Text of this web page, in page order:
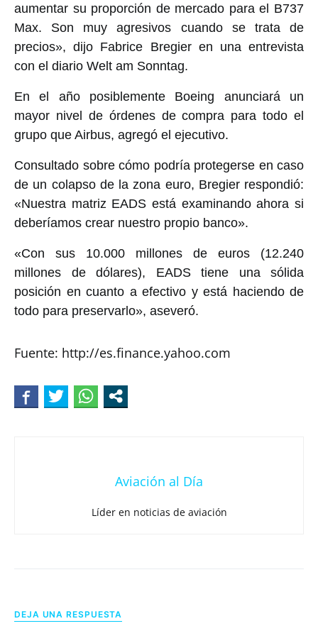
aumentar su proporción de mercado para el B737
Max. Son muy agresivos cuando se trata de
precios», dijo Fabrice Bregier en una entrevista
con el diario Welt am Sonntag.
En el año posiblemente Boeing anunciará un
mayor nivel de órdenes de compra para todo el
grupo que Airbus, agregó el ejecutivo.
Consultado sobre cómo podría protegerse en caso
de un colapso de la zona euro, Bregier respondió:
«Nuestra matriz EADS está examinando ahora si
deberíamos crear nuestro propio banco».
«Con sus 10.000 millones de euros (12.240
millones de dólares), EADS tiene una sólida
posición en cuanto a efectivo y está haciendo de
todo para preservarlo», aseveró.
Fuente: http://es.finance.yahoo.com
Aviación al Día
Líder en noticias de aviación
DEJA UNA RESPUESTA